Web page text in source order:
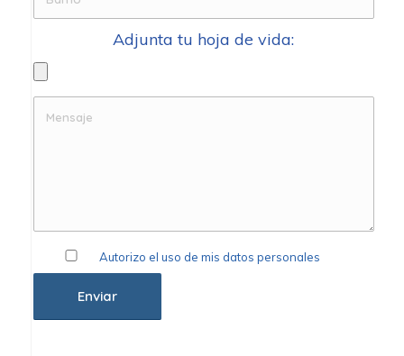
Adjunta tu hoja de vida:
Autorizo el uso de mis datos personales